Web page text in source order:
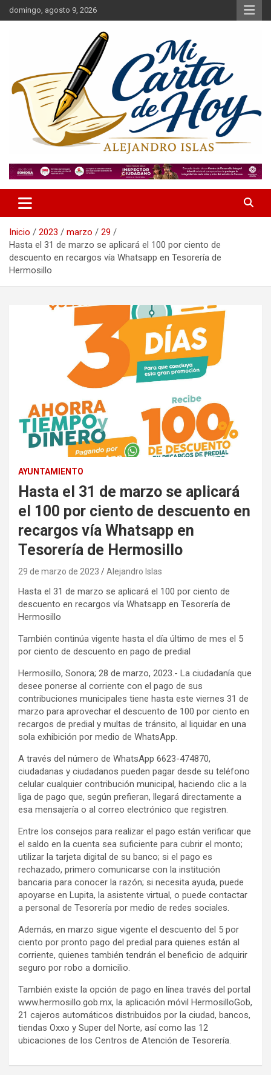
Saltar
al
domingo, agosto 9, 2026
Mi Carta de Hoy
Inicio 2023 marzo
29
Hasta el 31 de marzo se aplicará el 100 por ciento de
descuento en recargos vía Whatsapp en Tesorería de
Hermosillo
AYUNTAMIENTO
Hasta el 31 de marzo se aplicará
el 100 por ciento de descuento en
recargos vía Whatsapp en
Tesorería de Hermosillo
29 de marzo de 2023 Alejandro Islas
Hasta el 31 de marzo se aplicará el 100 por ciento de
descuento en recargos vía Whatsapp en Tesorería de
Hermosillo
También continúa vigente hasta el día último de mes el 5
por ciento de descuento en pago de predial
Hermosillo, Sonora; 28 de marzo, 2023.- La ciudadanía que
desee ponerse al corriente con el pago de sus
contribuciones municipales tiene hasta este viernes 31 de
marzo para aprovechar el descuento de 100 por ciento en
recargos de predial y multas de tránsito, al liquidar en una
sola exhibición por medio de WhatsApp.
A través del número de WhatsApp 6623-474870,
ciudadanas y ciudadanos pueden pagar desde su teléfono
celular cualquier contribución municipal, haciendo clic a la
liga de pago que, según prefieran, llegará directamente a
esa mensajería o al correo electrónico que registren.
Entre los consejos para realizar el pago están verificar que
el saldo en la cuenta sea suficiente para cubrir el monto;
utilizar la tarjeta digital de su banco; si el pago es
rechazado, primero comunicarse con la institución
bancaria para conocer la razón; si necesita ayuda, puede
apoyarse en Lupita, la asistente virtual, o puede contactar
a personal de Tesorería por medio de redes sociales.
Además, en marzo sigue vigente el descuento del 5 por
ciento por pronto pago del predial para quienes están al
corriente, quienes también tendrán el beneficio de adquirir
seguro por robo a domicilio.
También existe la opción de pago en línea través del portal
www.hermosillo.gob.mx, la aplicación móvil HermosilloGob,
21 cajeros automáticos distribuidos por la ciudad, bancos,
tiendas Oxxo y Super del Norte, así como las 12
ubicaciones de los Centros de Atención de Tesorería.